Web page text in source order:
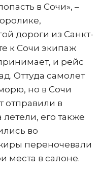
в Сочи», –
дороги из Санкт-
к Сочи экипаж
и рейс
Оттуда самолет
но в Сочи
отправили в
его также
во
переночевали
места в салоне.